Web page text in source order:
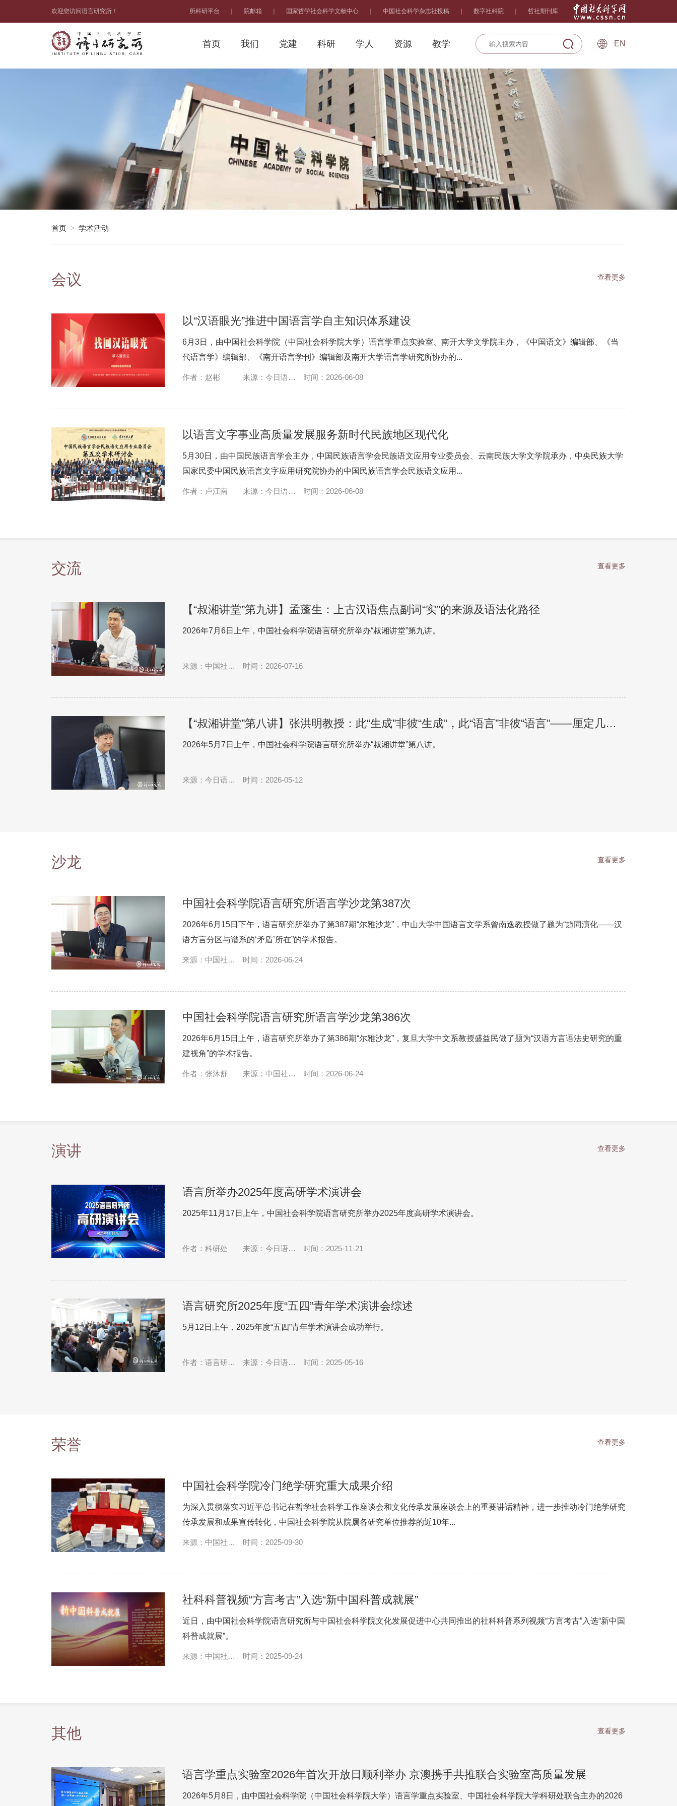
欢迎您访问语言研究所！ 所科研平台 院邮箱 国家哲学社会科学文献中心 中国社会科学杂志社投稿 数字社科院 哲社期刊库
首页 我们 党建 科研 学人 资源 教学 EN
首页 > 学术活动
会议 查看更多
以“汉语眼光”推进中国语言学自主知识体系建设
6月3日，由中国社会科学院（中国社会科学院大学）语言学重点实验室、南开大学文学院主办，《中国语文》编辑部、《当
代语言学》编辑部、《南开语言学刊》编辑部及南开大学语言学研究所协办的...
作者：赵彬 来源：今日语音 时间：2026-06-08
以语言文字事业高质量发展服务新时代民族地区现代化
5月30日，由中国民族语言学会主办，中国民族语言学会民族语文应用专业委员会、云南民族大学文学院承办，中央民族大学
国家民委中国民族语言文字应用研究院协办的中国民族语言学会民族语文应用...
作者：卢江南 来源：今日语言 时间：2026-06-08
交流 查看更多
【“叔湘讲堂”第九讲】孟蓬生：上古汉语焦点副词“实”的来源及语法化路径
2026年7月6日上午，中国社会科学院语言研究所举办“叔湘讲堂”第九讲。
来源：中国社会 时间：2026-07-16
【“叔湘讲堂”第八讲】张洪明教授：此“生成”非彼“生成”，此“语言”非彼“语言”——厘定几个
与语言学相关的AI术语
2026年5月7日上午，中国社会科学院语言研究所举办“叔湘讲堂”第八讲。
来源：今日语言 时间：2026-05-12
沙龙 查看更多
中国社会科学院语言研究所语言学沙龙第387次
2026年6月15日下午，语言研究所举办了第387期“尔雅沙龙”，中山大学中国语言文学系曾南逸教授做了题为“趋同演化——汉
语方言分区与谱系的‘矛盾’所在”的学术报告。
来源：中国社会 时间：2026-06-24
中国社会科学院语言研究所语言学沙龙第386次
2026年6月15日上午，语言研究所举办了第386期“尔雅沙龙”，复旦大学中文系教授盛益民做了题为“汉语方言语法史研究的重
建视角”的学术报告。
作者：张沐舒 来源：中国社会 时间：2026-06-24
演讲 查看更多
语言所举办2025年度高研学术演讲会
2025年11月17日上午，中国社会科学院语言研究所举办2025年度高研学术演讲会。
作者：科研处 来源：今日语言 时间：2025-11-21
语言研究所2025年度“五四”青年学术演讲会综述
5月12日上午，2025年度“五四”青年学术演讲会成功举行。
作者：语言研究 来源：今日语言 时间：2025-05-16
荣誉 查看更多
中国社会科学院冷门绝学研究重大成果介绍
为深入贯彻落实习近平总书记在哲学社会科学工作座谈会和文化传承发展座谈会上的重要讲话精神，进一步推动冷门绝学研究
传承发展和成果宣传转化，中国社会科学院从院属各研究单位推荐的近10年...
来源：中国社会 时间：2025-09-30
社科科普视频“方言考古”入选“新中国科普成就展”
近日，由中国社会科学院语言研究所与中国社会科学院文化发展促进中心共同推出的社科科普系列视频“方言考古”入选“新中国
科普成就展”。
来源：中国社会 时间：2025-09-24
其他 查看更多
语言学重点实验室2026年首次开放日顺利举办 京澳携手共推联合实验室高质量发展
2026年5月8日，由中国社会科学院（中国社会科学院大学）语言学重点实验室、中国社会科学院大学科研处联合主办的2026